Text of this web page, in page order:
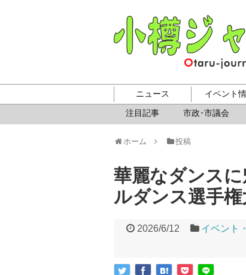
ニュース
注目記事
市政･市議会
イベント
ホーム 投稿
華麗なダンス
ルダンス選手権
2026/6/12 イベント